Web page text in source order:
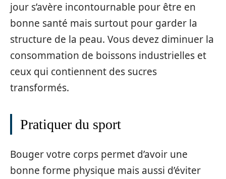
jour s’avère incontournable pour être en
bonne santé mais surtout pour garder la
structure de la peau. Vous devez diminuer la
consommation de boissons industrielles et
ceux qui contiennent des sucres
transformés.
Pratiquer du sport
Bouger votre corps permet d’avoir une
bonne forme physique mais aussi d’éviter